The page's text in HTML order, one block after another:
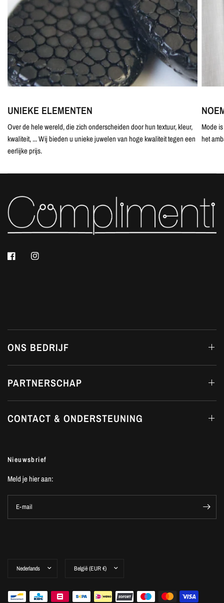
UNIEKE ELEMENTEN
Over de hele wereld, die zich onderscheiden door hun textuur, kleur,
kwaliteit, ... Wij bieden u unieke juwelen van hoge kwaliteit tegen een
eerlijke prijs.
Mode
het
ONS BEDRIJF
PARTNERSCHAP
CONTACT & ONDERSTEUNING
Nieuwsbrief
Meld je hier aan:
E-mail